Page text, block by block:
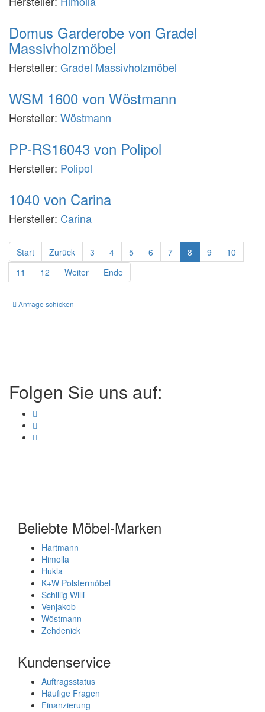
Domus Garderobe von Gradel
Massivholzmöbel
Hersteller: Gradel Massivholzmöbel
WSM 1600 von Wöstmann
Hersteller: Wöstmann
PP-RS16043 von Polipol
Hersteller: Polipol
1040 von Carina
Hersteller: Carina
Start Zurück 3 4 5 6 7 8 9
10
11
12 Weiter Ende
Anfrage schicken
Folgen Sie uns auf:
Beliebte Möbel-Marken
Hartmann
Himolla
Hukla
K+W Polstermöbel
Schillig Willi
Venjakob
Wöstmann
Zehdenick
Kundenservice
Auftragsstatus
Häufige Fragen
Finanzierung